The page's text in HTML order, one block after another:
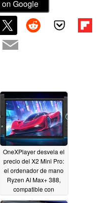
Google
OneXPlayer desvela el
precio del X2 Mini Pro:
el ordenador de mano
Ryzen AI Max+ 388,
compatible con